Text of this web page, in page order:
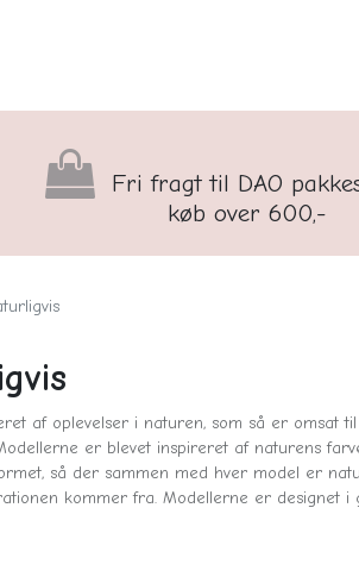
Fri fragt til DAO
køb over 600,-
af oplevelser i naturen, som så er omsat til
er blevet inspireret af naturens
så der sammen med hver model er
kommer fra. Modellerne er designet i